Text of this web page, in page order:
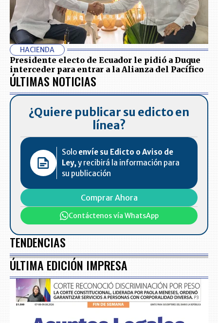
HACIENDA
Presidente electo de Ecuador le pidió a Duque
interceder para entrar a la Alianza del Pacífico
ÚLTIMAS NOTICIAS
¿Quiere publicar su edicto en
línea?
Solo envíe su Edicto o Aviso de
Ley,y recibirá la información para
su publicación
Comprar Ahora
Contáctenos vía WhatsApp
TENDENCIAS
ÚLTIMA EDICIÓN IMPRESA